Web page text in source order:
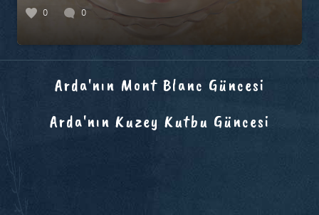
0 0
Arda'nın Mont Blanc Güncesi
Arda'nın Kuzey Kutbu Güncesi